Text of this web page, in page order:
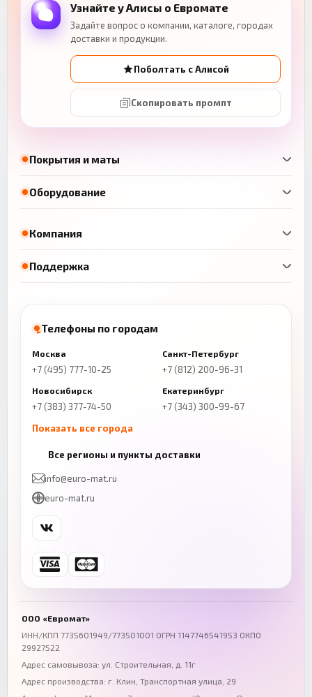
Покрытия и маты
Оборудование
Узнайте у Алисы о Евромате
Задайте вопрос о компании, каталоге, городах
доставки и продукции.
Поболтать с Алисой
Скопировать промпт
Компания
Поддержка
Телефоны по городам
Москва
+7 (495) 777-10-25
Санкт-Петербург
+7 (812) 200-96-31
Новосибирск
+7 (383) 377-74-50
Екатеринбург
+7 (343) 300-99-67
Показать все города
+7 (843) 206-01-30
Челябинск
+7 (343) 300-99-67
Ростов-на-Дону
+7 (863) 333-50-75
Волгоград
+7 (844) 261-36-12
Омск
Все регионы и пункты доставки
info@euro-mat.ru
euro-mat.ru
ООО «Евромат»
ИНН/КПП 7735601949/773501001 ОГРН 1147746541953 ОКПО
29927522
Адрес самовывоза: ул. Строительная, д. 11г
Адрес производства: г. Клин, Транспортная улица, 29